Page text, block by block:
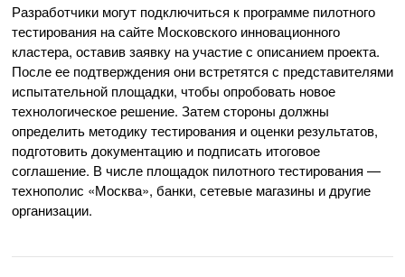
Разработчики могут подключиться к программе пилотного
тестирования на сайте Московского инновационного
кластера, оставив заявку на участие с описанием проекта.
После ее подтверждения они встретятся с представителями
испытательной площадки, чтобы опробовать новое
технологическое решение. Затем стороны должны
определить методику тестирования и оценки результатов,
подготовить документацию и подписать итоговое
соглашение. В числе площадок пилотного тестирования —
технополис «Москва», банки, сетевые магазины и другие
организации. ​​